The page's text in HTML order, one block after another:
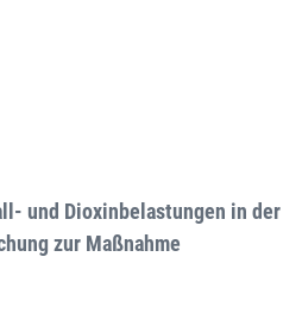
und Dioxinbelastungen in der
zur Maßnahme